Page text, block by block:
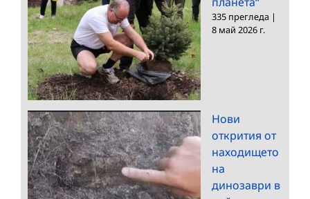
335 прегледа |
8 май 2026 г.
Нови
открития от
находището
на
динозаври в